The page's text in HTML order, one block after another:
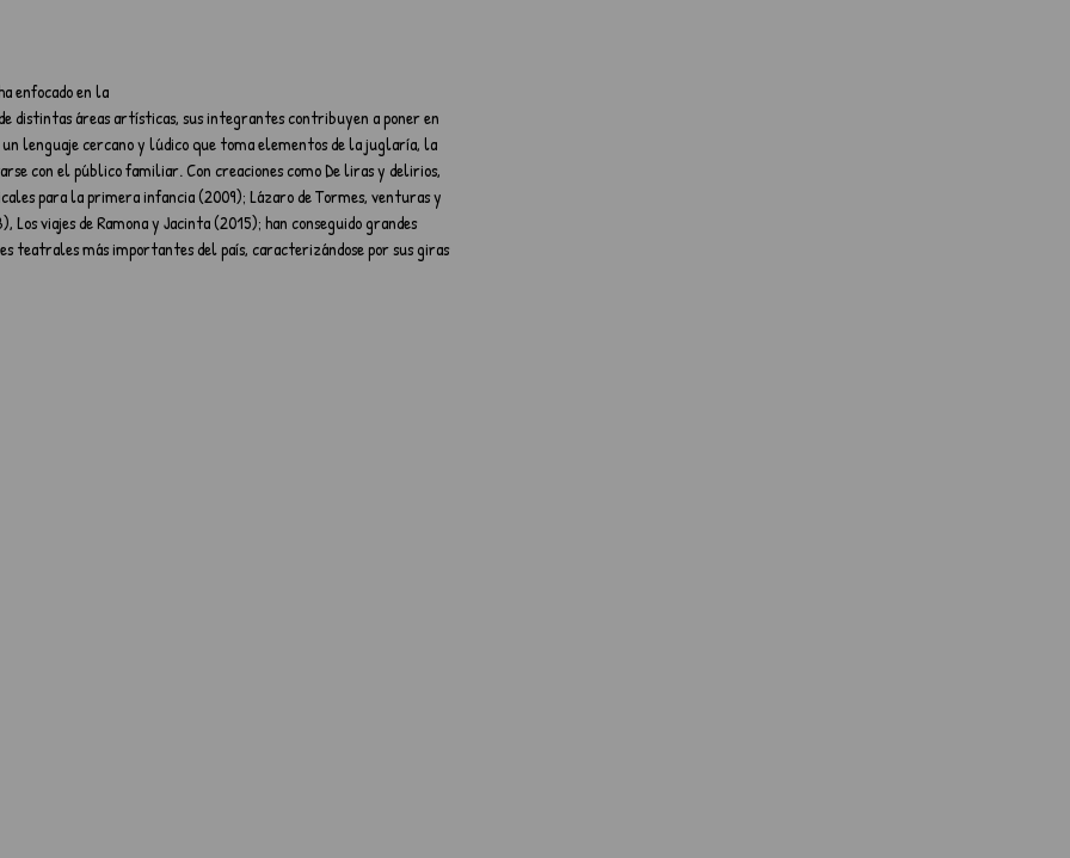
enfocado en la
distintas áreas artísticas, sus integrantes contribuyen a poner en
lenguaje cercano y lúdico que toma elementos de la juglaría, la
con el público familiar. Con creaciones como De liras y delirios,
para la primera infancia (2009); Lázaro de Tormes, venturas y
viajes de Ramona y Jacinta (2015); han conseguido grandes
teatrales más importantes del país, caracterizándose por sus giras